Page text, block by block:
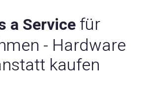
a Servicefür
- Hardware
kaufen